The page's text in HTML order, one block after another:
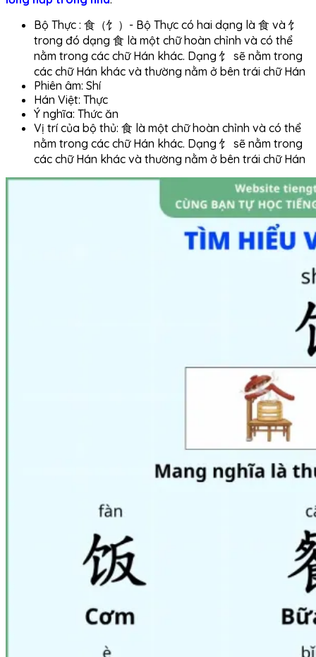
Bộ Thực : 食（饣）- Bộ Thực có hai dạng là 食 và 饣
trong đó dạng 食 là một chữ hoàn chỉnh và có thể
nằm trong các chữ Hán khác. Dạng 饣 sẽ nằm trong
các chữ Hán khác và thường nằm ở bên trái chữ Hán
Phiên âm: Shí
Hán Việt: Thực
Ý nghĩa: Thức ăn
Vị trí của bộ thủ: 食 là một chữ hoàn chỉnh và có thể
nằm trong các chữ Hán khác. Dạng 饣 sẽ nằm trong
các chữ Hán khác và thường nằm ở bên trái chữ Hán